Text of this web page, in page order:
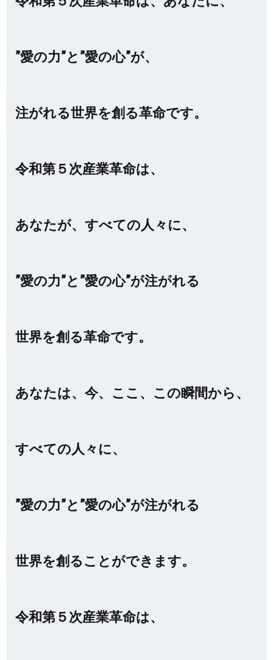
”愛の力”と”愛の心”が、
注がれる世界を創る革命です。
令和第５次産業革命は、
あなたが、すべての人々に、
”愛の力”と”愛の心”が注がれる
世界を創る革命です。
あなたは、今、ここ、この瞬間から、
すべての人々に、
”愛の力”と”愛の心”が注がれる
世界を創ることができます。
令和第５次産業革命は、